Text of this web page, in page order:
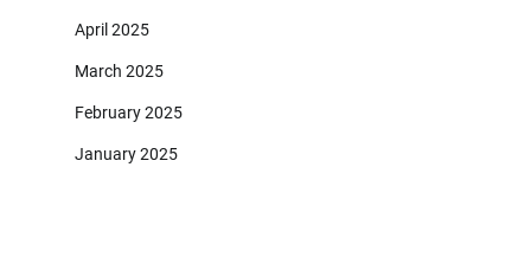
April 2025
March 2025
February 2025
January 2025